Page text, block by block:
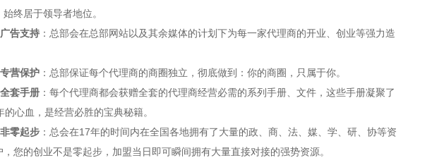
终居于领导者地位。
告支持 ：总部会在总部网站以及其余媒体的计划下为每一家代理商的开业、创业等强力造
营保护 ：总部保证每个代理商的商圈独立，彻底做到：你的商圈，只属于你。
套手册 ：每个代理商都会获赠全套的代理商经营必需的系列手册、文件，这些手册凝聚了
的心血，是经营必胜的宝典秘籍。
零起步 ：总会在17年的时间内在全国各地拥有了大量的政、商、法、媒、学、研、协等资
，您的创业不是零起步，加盟当日即可瞬间拥有大量直接对接的强势资源。